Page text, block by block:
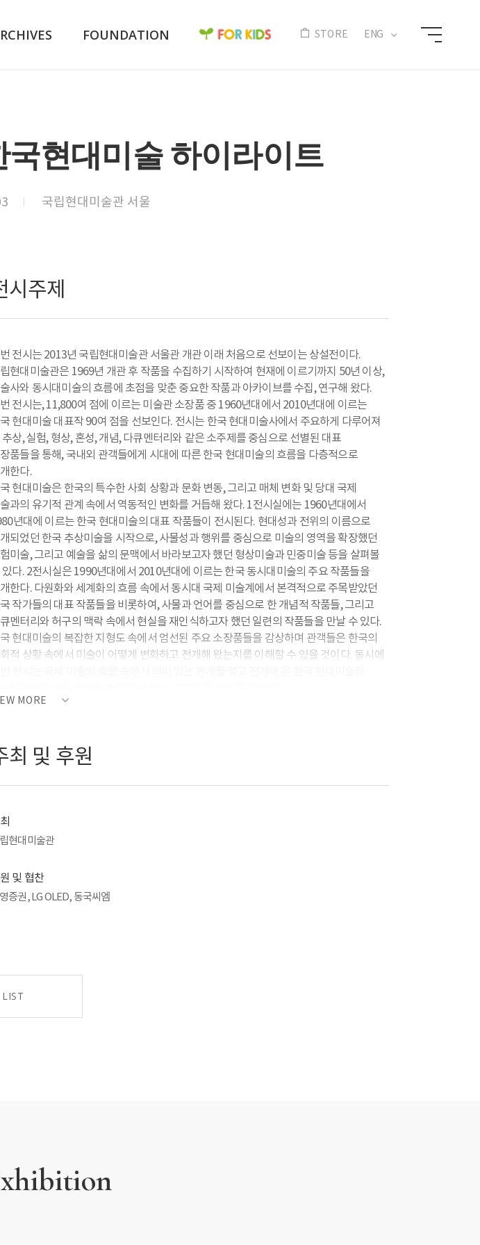
FOUNDATION STORE ENG
현대미술 하이라이트
국립현대미술관 서울
시주제
전시는 2013년 국립현대미술관 서울관 개관 이래 처음으로 선보이는 상설전이다.
현대미술관은 1969년 개관 후 작품을 수집하기 시작하여 현재에 이르기까지 50년 이상,
사와 동시대미술의 흐름에 초점을 맞춘 중요한 작품과 아카이브를 수집, 연구해 왔다.
전시는, 11,800여 점에 이르는 미술관 소장품 중 1960년대에서 2010년대에 이르는
현대미술 대표작 90여 점을 선보인다. 전시는 한국 현대미술사에서 주요하게 다루어져
추상, 실험, 형상, 혼성, 개념, 다큐멘터리와 같은 소주제를 중심으로 선별된 대표
품들을 통해, 국내외 관객들에게 시대에 따른 한국 현대미술의 흐름을 다층적으로
한다.
현대미술은 한국의 특수한 사회 상황과 문화 변동, 그리고 매체 변화 및 당대 국제
과의 유기적 관계 속에서 역동적인 변화를 거듭해 왔다. 1전시실에는 1960년대에서
년대에 이르는 한국 현대미술의 대표 작품들이 전시된다. 현대성과 전위의 이름으로
되었던 한국 추상미술을 시작으로, 사물성과 행위를 중심으로 미술의 영역을 확장했던
미술, 그리고 예술을 삶의 문맥에서 바라보고자 했던 형상미술과 민중미술 등을 살펴볼
있다. 2전시실은 1990년대에서 2010년대에 이르는 한국 동시대미술의 주요 작품들을
한다. 다원화와 세계화의 흐름 속에서 동시대 국제 미술계에서 본격적으로 주목받았던
작가들의 대표 작품들을 비롯하여, 사물과 언어를 중심으로 한 개념적 작품들, 그리고
멘터리와 허구의 맥락 속에서 현실을 재인식하고자 했던 일련의 작품들을 만날 수 있다.
현대미술의 복잡한 지형도 속에서 엄선된 주요 소장품들을 감상하며 관객들은 한국의
적 상황 속에서 미술이 어떻게 변화하고 전개해 왔는지를 이해할 수 있을 것이다. 동시에
MORE
최 및 후원
현대미술관
및 협찬
증권, LG OLED, 동국씨엠
LIST